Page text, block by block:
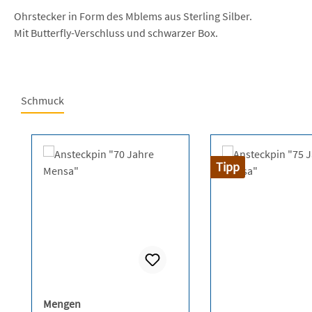
Ohrstecker in Form des Mblems aus Sterling Silber.
Mit Butterfly-Verschluss und schwarzer Box.
Schmuck
Produktgalerie überspringen
Mengenauswählen
Tipp